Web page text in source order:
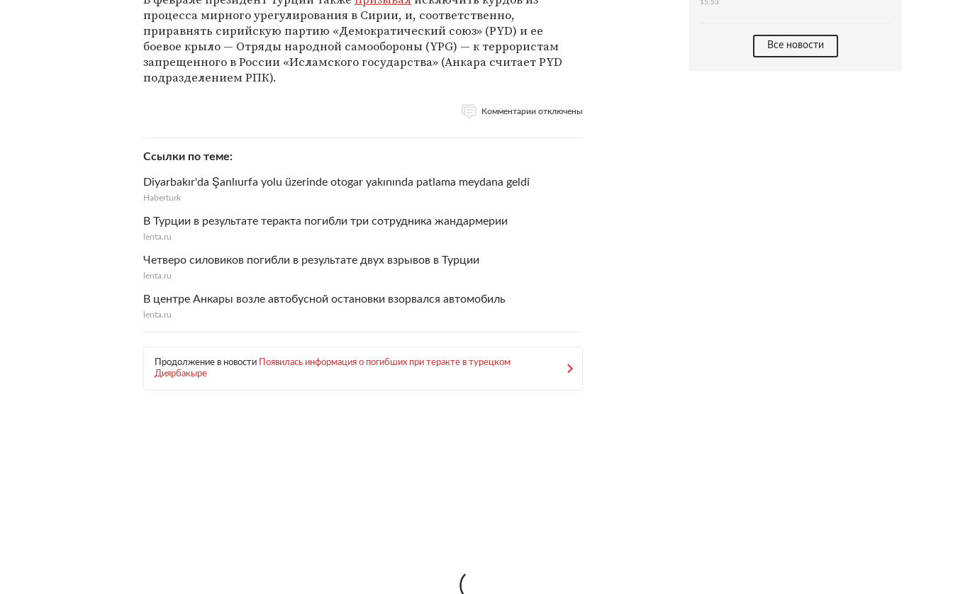
процесса мирного урегулирования в Сирии, и, соответственно,
приравнять сирийскую партию «Демократический союз» (PYD) и ее
боевое крыло — Отряды народной самообороны (YPG) — к террористам
запрещенного в России «Исламского государства» (Анкара считает PYD
подразделением РПК).
Комментарии отключены
Ссылки по теме
Diyarbakır'da Şanlıurfa yolu üzerinde otogar yakınında patlama meydana geldi
Haberturk
В Турции в результате теракта погибли три сотрудника жандармерии
lenta.ru
Четверо силовиков погибли в результате двух взрывов в Турции
lenta.ru
В центре Анкары возле автобусной остановки взорвался автомобиль
lenta.ru
Продолжение в новости
Появилась информация о погибших при теракте в турецком
Диярбакыре
15:53
Все новости